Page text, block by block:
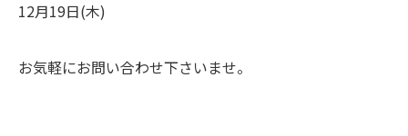
12月19日(木)
お気軽にお問い合わせ下さいませ。